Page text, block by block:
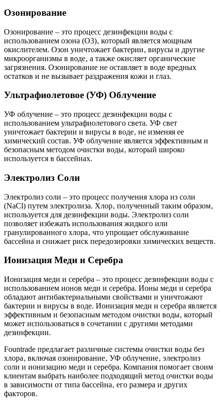
Озонирование
Озонирование – это процесс дезинфекции воды с
использованием озона (O3)‚ который является мощным
окислителем. Озон уничтожает бактерии‚ вирусы и другие
микроорганизмы в воде‚ а также окисляет органические
загрязнения. Озонирование не оставляет в воде вредных
остатков и не вызывает раздражения кожи и глаз.
Ультрафиолетовое (УФ) Облучение
УФ облучение – это процесс дезинфекции воды с
использованием ультрафиолетового света. УФ свет
уничтожает бактерии и вирусы в воде‚ не изменяя ее
химический состав. УФ облучение является эффективным и
безопасным методом очистки воды‚ который широко
используется в бассейнах.
Электролиз Соли
Электролиз соли – это процесс получения хлора из соли
(NaCl) путем электролиза. Хлор‚ полученный таким образом‚
используется для дезинфекции воды. Электролиз соли
позволяет избежать использования жидкого или
гранулированного хлора‚ что упрощает обслуживание
бассейна и снижает риск передозировки химических веществ.
Ионизация Меди и Серебра
Ионизация меди и серебра – это процесс дезинфекции воды с
использованием ионов меди и серебра. Ионы меди и серебра
обладают антибактериальными свойствами и уничтожают
бактерии и вирусы в воде. Ионизация меди и серебра является
эффективным и безопасным методом очистки воды‚ который
может использоваться в сочетании с другими методами
дезинфекции.
Fountrade предлагает различные системы очистки воды без
хлора‚ включая озонирование‚ УФ облучение‚ электролиз
соли и ионизацию меди и серебра. Компания помогает своим
клиентам выбрать наиболее подходящий метод очистки воды
в зависимости от типа бассейна‚ его размера и других
факторов.